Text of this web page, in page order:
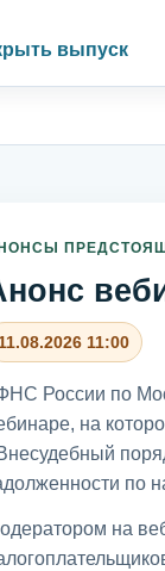
выпуск
11.08.2026 11:00
России по
на
по
на